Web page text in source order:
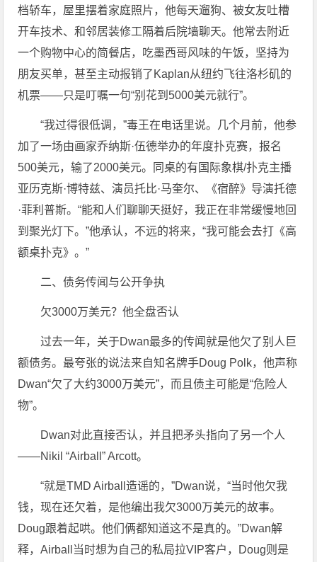
档轿车，屋里摆着家庭照片，他每天遛狗、被女友吐槽
开车技术、和邻居装修工隔着后院墙聊天。他常去附近
一个购物中心的简餐店，吃墨西哥风味的午饭，坚持为
朋友买单，甚至主动报销了Kaplan从纽约飞往洛杉矶的
机票——只是叮嘱一句“别花到5000美元就行”。
“我过得很低调，”毒王在电话里说。几个月前，他参
加了一场由画家乔纳斯·伍德举办的年度扑克赛，报名
500美元，输了2000美元。同桌的有国际象棋/扑克主播
亚历克斯·博特兹、演员托比·马奎尔、《宿醉》导演托德
·菲利普斯。“能和人们聊聊天挺好，我正在非常缓慢地回
到聚光灯下。”他承认，不远的将来，“我可能会去打《高
额桌扑克》。”
二、债务传闻与公开争执
欠3000万美元？他全盘否认
过去一年，关于Dwan最多的传闻就是他欠了别人巨
额债务。最夸张的说法来自知名牌手Doug Polk，他声称
Dwan“欠了大约3000万美元”，而且债主可能是“危险人
物”。
Dwan对此直接否认，并且把矛头指向了另一个人
——Nikil “Airball” Arcott。
“就是TMD Airball造谣的，”Dwan说，“当时他欠我
钱，现在还欠着，是他编出我欠3000万美元的故事。
Doug跟着起哄。他们俩都知道这不是真的。”Dwan解
释，Airball当时想为自己的私局拉VIP客户，Doug则是